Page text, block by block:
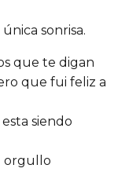
sonrisa.
que te digan
que fui feliz a
siendo
orgullo